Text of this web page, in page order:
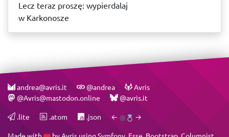
Lecz teraz proszę: wypierdalaj
w Karkonosze
andrea@avris.it @andrea
Avris
@Avris@mastodon.online
@avris.it
.lite .atom .json ← →